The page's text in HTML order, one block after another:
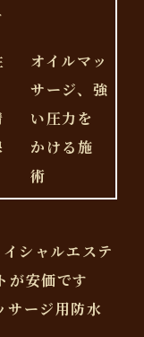
オイルマッ
サージ、強
い圧力を
かける施
術
シャルエステ
が安価です
サージ用防水